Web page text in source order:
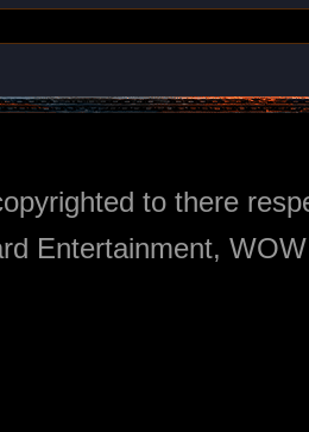
to there
Entertainment,